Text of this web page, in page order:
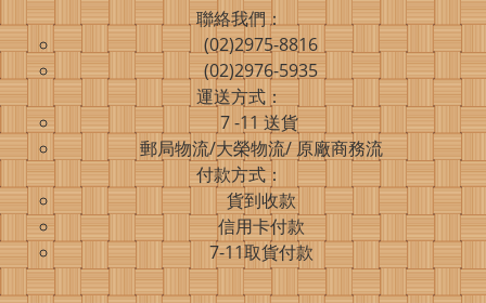
聯絡我們：
(02)2975-8816
(02)2976-5935
運送方式：
7 -11 送貨
郵局物流/大榮物流/ 原廠商務流
付款方式：
貨到收款
信用卡付款
7-11取貨付款